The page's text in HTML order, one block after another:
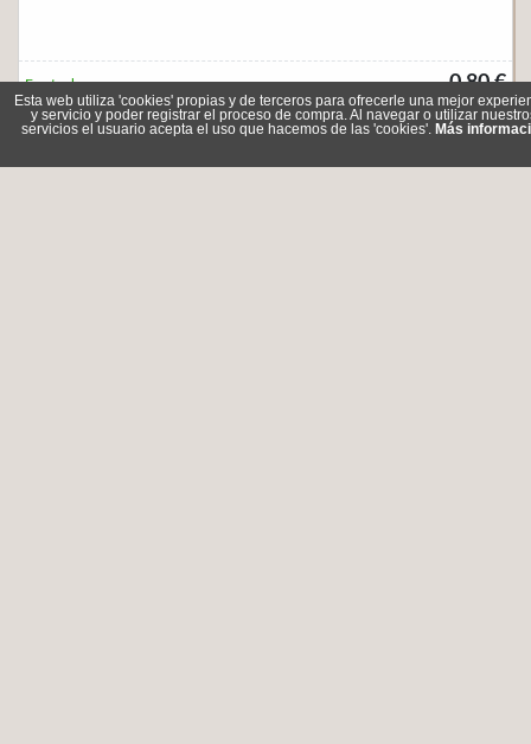
0,80 €
En stock
Comprar
Esta web utiliza 'cookies' propias y de terceros para ofrecerle una mejor
y servicio y poder registrar el proceso de compra. Al navegar o utilizar
servicios el usuario acepta el uso que hacemos de las 'cookies'. Más